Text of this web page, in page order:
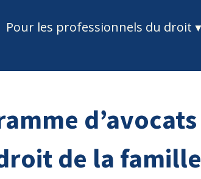
Pour les professionnels du droit
d’avocats
de la famille